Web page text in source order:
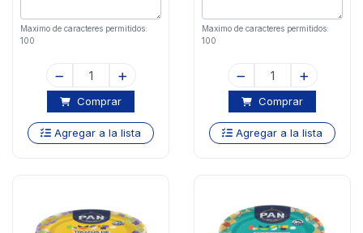
Maximo de caracteres permitidos:
100
Comprar
Agregar a la lista
Maximo de caracteres permitidos:
100
Comprar
Agregar a la lista